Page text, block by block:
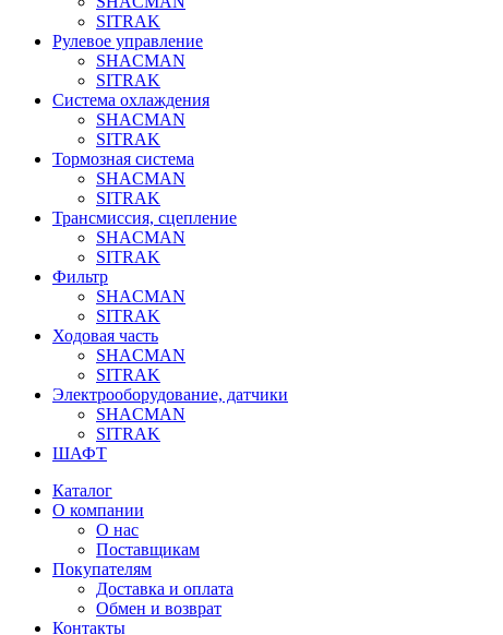
SITRAK
Рулевое управление
SHACMAN
SITRAK
Система охлаждения
SHACMAN
SITRAK
Тормозная система
SHACMAN
SITRAK
Трансмиссия, сцепление
SHACMAN
SITRAK
Фильтр
SHACMAN
SITRAK
Ходовая часть
SHACMAN
SITRAK
Электрооборудование, датчики
SHACMAN
SITRAK
ШАФТ
Каталог
О компании
О нас
Поставщикам
Покупателям
Доставка и оплата
Обмен и возврат
Контакты